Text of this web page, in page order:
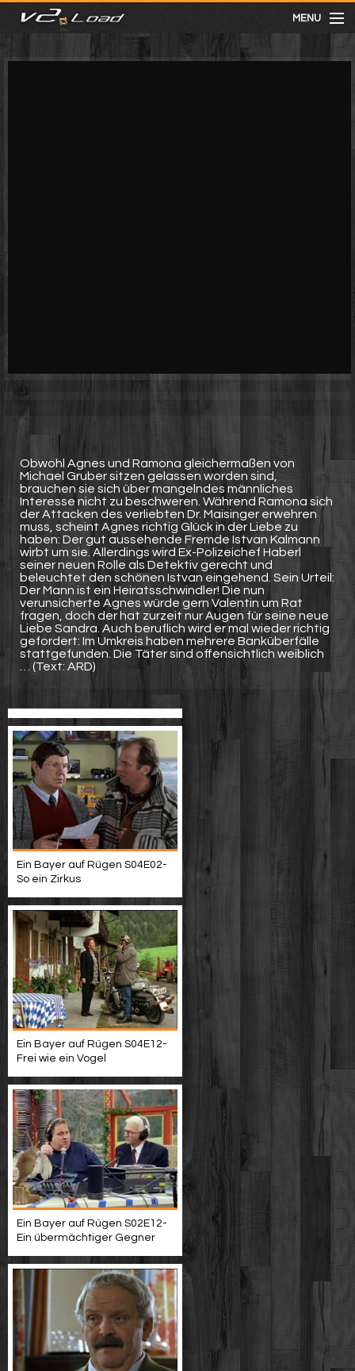
MENU
meist gesehen
Obwohl Agnes und Ramona gleichermaßen von
Michael Gruber sitzen gelassen worden sind,
brauchen sie sich über mangelndes männliches
Interesse nicht zu beschweren. Während Ramona sich
der Attacken des verliebten Dr. Maisinger erwehren
muss, scheint Agnes richtig Glück in der Liebe zu
haben: Der gut aussehende Fremde Istvan Kalmann
wirbt um sie. Allerdings wird Ex-Polizeichef Haberl
seiner neuen Rolle als Detektiv gerecht und
beleuchtet den schönen Istvan eingehend. Sein Urteil:
Der Mann ist ein Heiratsschwindler! Die nun
verunsicherte Agnes würde gern Valentin um Rat
fragen, doch der hat zurzeit nur Augen für seine neue
Liebe Sandra. Auch beruflich wird er mal wieder richtig
gefordert: Im Umkreis haben mehrere Banküberfälle
stattgefunden. Die Täter sind offensichtlich weiblich
… (Text: ARD)
Ein Bayer auf Rügen S04E02-
So ein Zirkus
Ein Bayer auf Rügen S04E12-
Frei wie ein Vogel
Ein Bayer auf Rügen S02E12-
Ein übermächtiger Gegner